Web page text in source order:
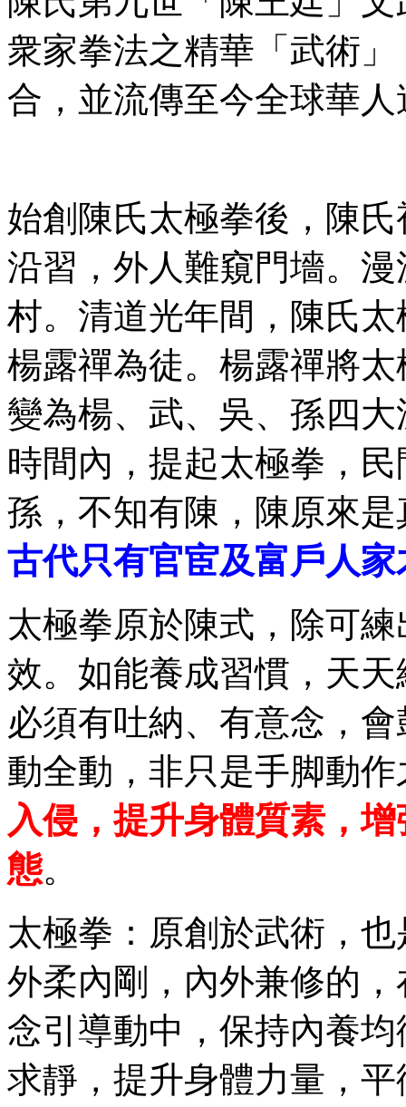
衆家拳法之精華「武術
合，並流傳至今全球華
始創陳氏太極拳後，陳
沿習，外人難窺門墻。
村。清道光年間，陳氏
楊露禪為徒。楊露禪將
變為楊、武、吳、孫四
時間內，提起太極拳，
孫，不知有陳，陳原來
古代只有官宦及富戶人
太極拳原於陳式，除可
效。如能養成習慣，天
必須有吐納、有意念，
動全動，非只是手脚動
入侵，提升身體質素，
態。
太極拳：原創於武術，
外柔內剛，內外兼修的
念引導動中，保持內養
求靜，提升身體力量，